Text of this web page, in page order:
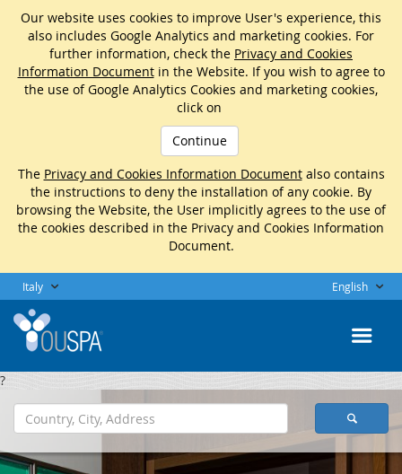
Our website uses cookies to improve User's experience, this
also includes Google Analytics and marketing cookies. For
further information, check the Privacy and Cookies
Information Documentin the Website. If you wish to agree to
the use of Google Analytics Cookies and marketing cookies,
click on
Continue
The Privacy and Cookies Information Documentalso contains
the instructions to deny the installation of any cookie. By
browsing the Website, the User implicitly agrees to the use of
the cookies described in the Privacy and Cookies Information
Document.
Italy English
?